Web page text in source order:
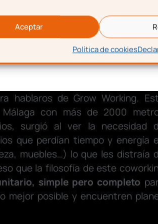
Aceptar
Política de cookies
hablaros de Grow Working.
con más de 2000
surgió al ver la necesidad
que perdían tiempo y energía
muebles…) lo que les distraía
que la filosofía de este
simple pero completo
mejor posible y encuentren